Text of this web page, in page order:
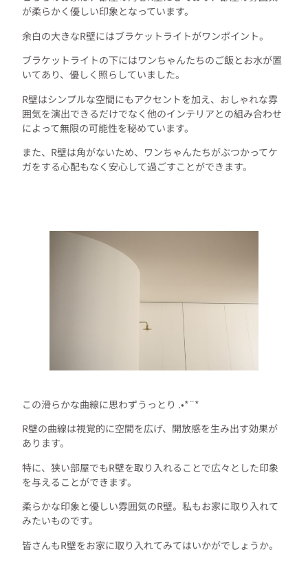
が柔らかく優しい印象となっています。
余白の大きなR壁にはブラケットライトがワンポイント。
ブラケットライトの下にはワンちゃんたちのご飯とお水が置
いてあり、優しく照らしていました。
R壁はシンプルな空間にもアクセントを加え、おしゃれな雰
囲気を演出できるだけでなく他のインテリアとの組み合わせ
によって無限の可能性を秘めています。
また、R壁は角がないため、ワンちゃんたちがぶつかってケ
ガをする心配もなく安心して過ごすことができます。
この滑らかな曲線に思わずうっとり .•*¨*
R壁の曲線は視覚的に空間を広げ、開放感を生み出す効果が
あります。
特に、狭い部屋でもR壁を取り入れることで広々とした印象
を与えることができます。
柔らかな印象と優しい雰囲気のR壁。私もお家に取り入れて
みたいものです。
皆さんもR壁をお家に取り入れてみてはいかがでしょうか。